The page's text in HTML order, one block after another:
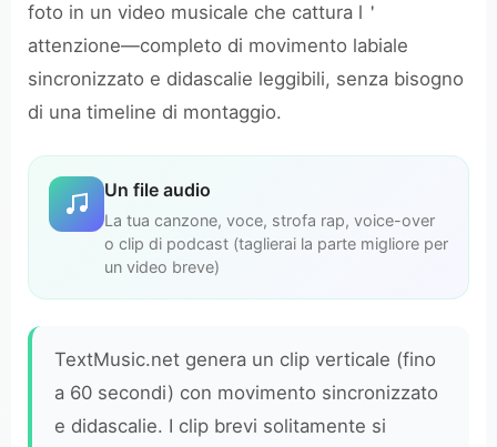
foto in un video musicale che cattura l＇
attenzione—completo di movimento labiale
sincronizzato e didascalie leggibili, senza bisogno
di una timeline di montaggio.
Un file audio
La tua canzone, voce, strofa rap, voice-over
o clip di podcast (taglierai la parte migliore per
un video breve)
TextMusic.net genera un clip verticale (fino
a 60 secondi) con movimento sincronizzato
e didascalie. I clip brevi solitamente si